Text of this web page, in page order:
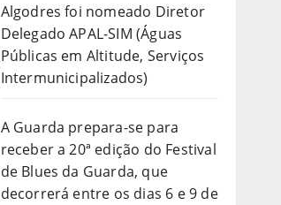
Algodres foi nomeado Diretor
Delegado APAL-SIM (Águas
Públicas em Altitude, Serviços
Intermunicipalizados)
A Guarda prepara-se para
receber a 20ª edição do Festival
de Blues da Guarda, que
decorrerá entre os dias 6 e 9 de